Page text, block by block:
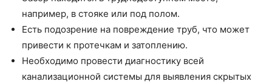
например, в стояке или под полом.
Есть подозрение на повреждение труб, что может
привести к протечкам и затоплению.
Необходимо провести диагностику всей
канализационной системы для выявления скрытых